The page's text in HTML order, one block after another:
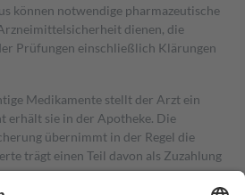
können notwendige pharmazeutische
dienen, die
Prüfungen einschließlich Klärungen
Medikamente stellt der Arzt ein
erhält sie in der Apotheke. Die
übernimmt in der Regel die
trägt einen Teil davon als Zuzahlung